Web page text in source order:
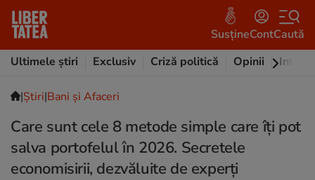
SusțineContCaută
Ultimele știri
Exclusiv Criză politică Opinii
|Ştiri|Bani și Afaceri
Care sunt cele 8 metode simple care îți pot
salva portofelul în 2026. Secretele
economisirii, dezvăluite de experți